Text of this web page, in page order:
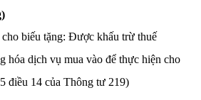
biếu tặng: Được khấu trừ thuế
hóa dịch vụ mua vào để thực hiện cho
điều 14 của Thông tư 219)